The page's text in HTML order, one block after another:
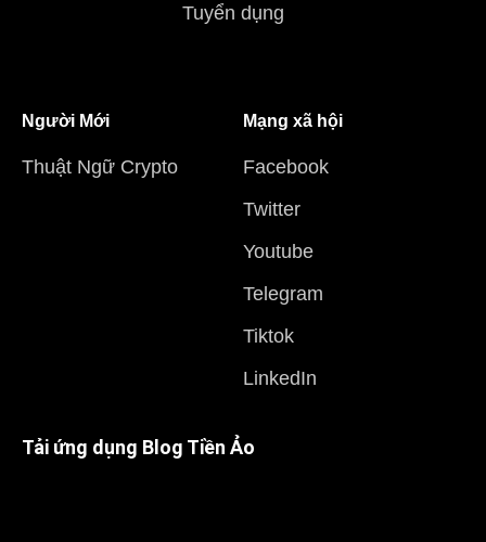
Tuyển dụng
Người Mới
Thuật Ngữ Crypto
Mạng xã hội
Facebook
Twitter
Youtube
Telegram
Tiktok
LinkedIn
Tải ứng dụng Blog Tiền Ảo